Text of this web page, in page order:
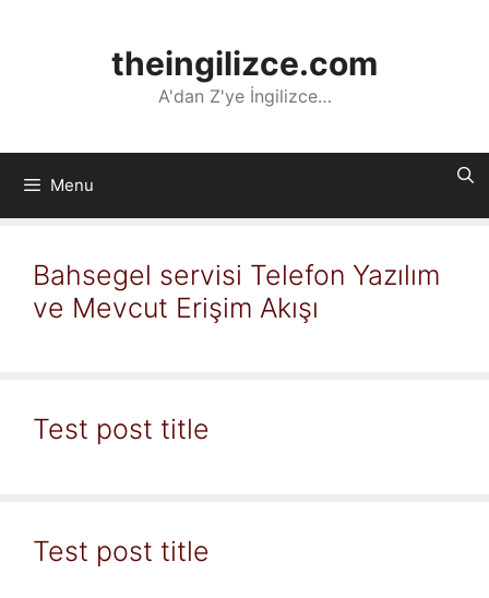
theingilizce.com
A'dan Z'ye İngilizce…
Menu
Bahsegel servisi Telefon Yazılım
ve Mevcut Erişim Akışı
Test post title
Test post title